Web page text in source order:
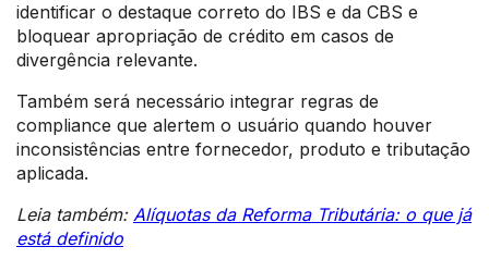
identificar o destaque correto do IBS e da CBS e
bloquear apropriação de crédito em casos de
divergência relevante.
Também será necessário integrar regras de
compliance que alertem o usuário quando houver
inconsistências entre fornecedor, produto e tributação
aplicada.
Leia também: Alíquotas da Reforma Tributária: o que já
está definido